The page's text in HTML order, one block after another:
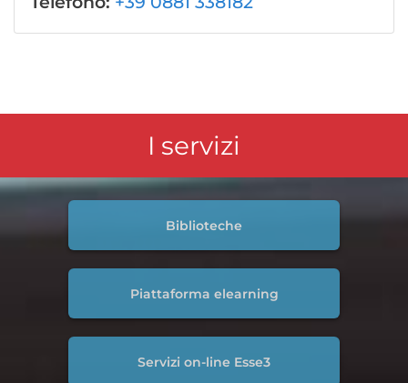
I servizi
Biblioteche
Piattaforma elearning
Servizi on-line Esse3